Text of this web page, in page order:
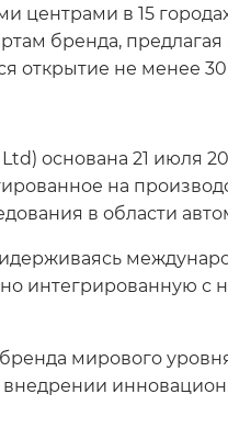
центрами в 15
бренда,
открытие не менее
основана 21 июля
на
в области
интегрированную с
мирового